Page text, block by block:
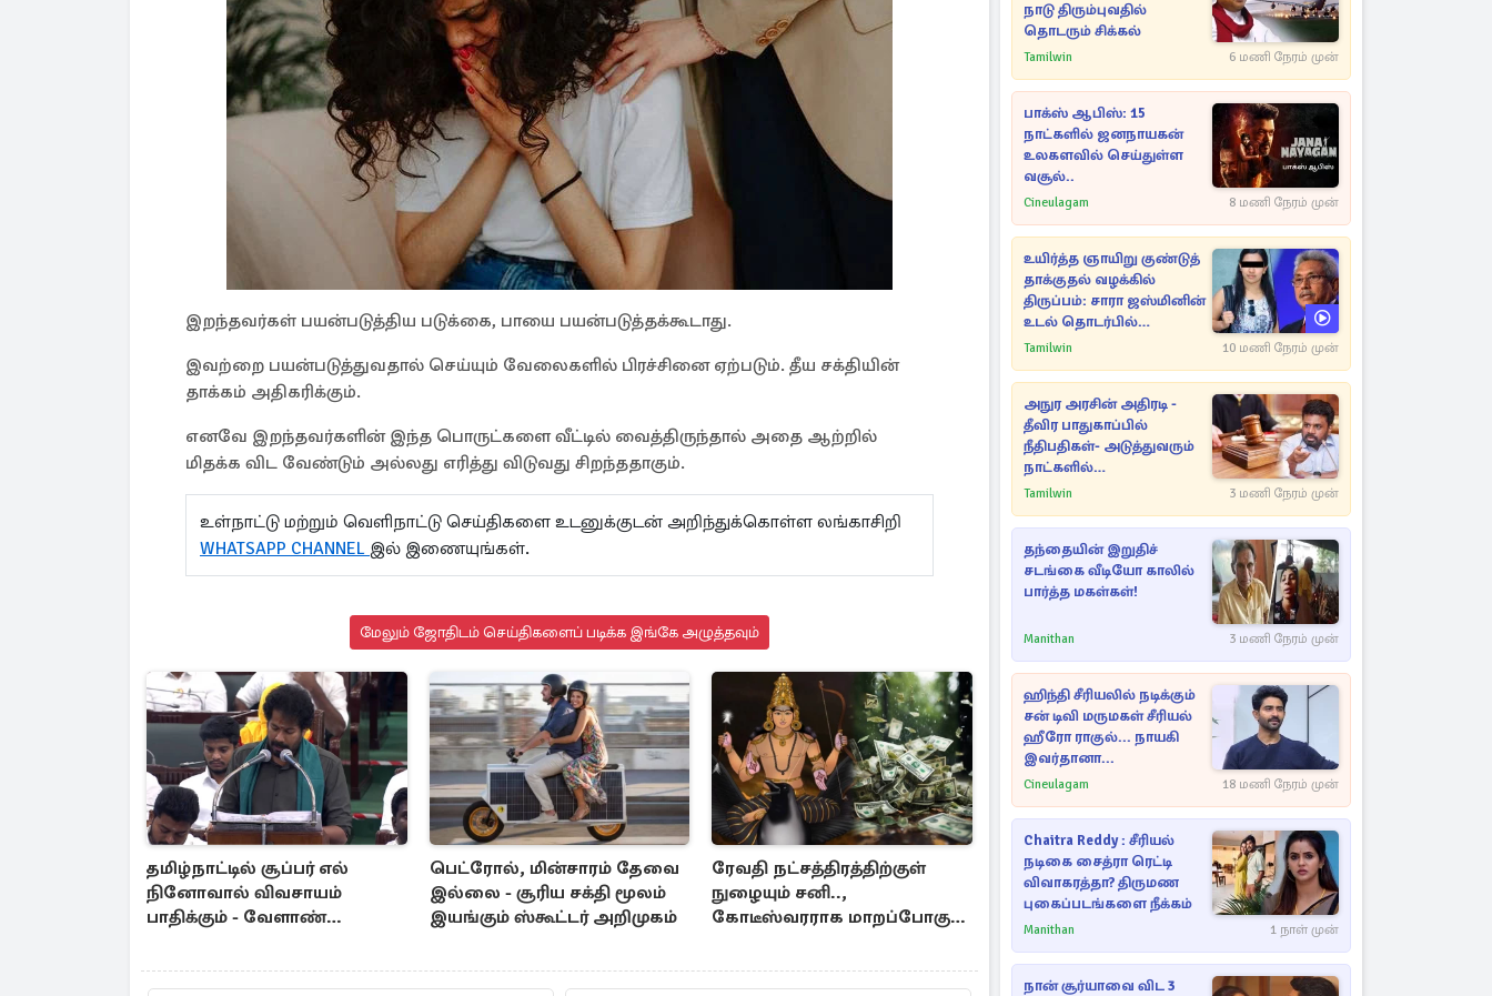
இறந்தவர்கள் பயன்படுத்திய படுக்கை, பாயை பயன்படுத்தக்கூடாது.
இவற்றை பயன்படுத்துவதால் செய்யும் வேலைகளில் பிரச்சினை ஏற்படும். தீய சக்தியின்
தாக்கம் அதிகரிக்கும்.
எனவே இறந்தவர்களின் இந்த பொருட்களை வீட்டில் வைத்திருந்தால் அதை ஆற்றில்
மிதக்க விட வேண்டும் அல்லது எரித்து விடுவது சிறந்ததாகும்.
உள்நாட்டு மற்றும் வெளிநாட்டு செய்திகளை உடனுக்குடன் அறிந்துக்கொள்ள லங்காசிறி
WHATSAPP CHANNEL இல் இணையுங்கள்.
மேலும் ஜோதிடம் செய்திகளைப் படிக்க இங்கே அழுத்தவும்
தமிழ்நாட்டில் சூப்பர் எல்
நினோவால் விவசாயம்
பாதிக்கும் - வேளாண்
பெட்ரோல், மின்சாரம் தேவை
இல்லை - சூரிய சக்தி மூலம்
இயங்கும் ஸ்கூட்டர் அறிமுகம்
ரேவதி நட்சத்திரத்திற்குள்
நுழையும் சனி..,
கோடீஸ்வரராக மாறப்போகும்
நாடு திரும்புவதில்
தொடரும் சிக்கல்
Tamilwin 6 மணி நேரம் முன்
பாக்ஸ் ஆபிஸ்: 15
நாட்களில் ஜனநாயகன்
உலகளவில் செய்துள்ள
வசூல்..
Cineulagam 8 மணி நேரம் முன்
உயிர்த்த ஞாயிறு குண்டுத்
தாக்குதல் வழக்கில்
திருப்பம்: சாரா ஜஸ்மினின்
உடல் தொடர்பில்
நீதிமன்றத்தில் வெளியான
Tamilwin 10 மணி நேரம் முன்
அநுர அரசின் அதிரடி -
தீவிர பாதுகாப்பில்
நீதிபதிகள்- அடுத்துவரும்
நாட்களில்
அம்பலமாகவுள்ள ரகசியம்
Tamilwin 3 மணி நேரம் முன்
தந்தையின் இறுதிச்
சடங்கை வீடியோ காலில்
பார்த்த மகள்கள்!
Manithan 3 மணி நேரம் முன்
ஹிந்தி சீரியலில் நடிக்கும்
சன் டிவி மருமகள் சீரியல்
ஹீரோ ராகுல்... நாயகி
இவர்தானா...
Cineulagam 18 மணி நேரம் முன்
Chaitra Reddy : சீரியல்
நடிகை சைத்ரா ரெட்டி
விவாகரத்தா? திருமண
புகைப்படங்களை நீக்கம்
Manithan 1 நாள் முன்
நான் சூர்யாவை விட 3